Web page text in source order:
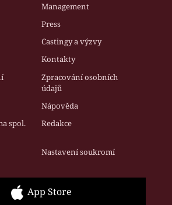
Management
Press
Castingy a výzvy
Kontakty
Zpracování osobních
údajů
Nápověda
spol.
Redakce
Nastavení soukromí
App Store